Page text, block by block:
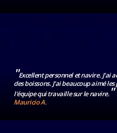
"Excellent personnel et navire. J'ai
des boissons. J'ai beaucoup aimé
l'équipe qui travaille sur le navire."
Mauricio A.